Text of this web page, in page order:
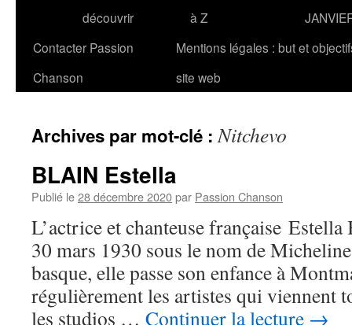
découvrir
à Z
Contacter Passion
Chanson
Mentions légales : but et
site web
Archives par mot-clé :Nitchevo
BLAIN Estella
Publié le28 décembre 2020par Passion Chanson
L’actrice et chanteuse française
30 mars 1930 sous le nom de
basque, elle passe son enfance à
régulièrement les artistes qui viennent
les studios … Continuer la lecture →